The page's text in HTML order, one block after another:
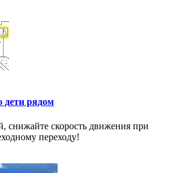
дети рядом
снижайте скорость движения при
переходу!